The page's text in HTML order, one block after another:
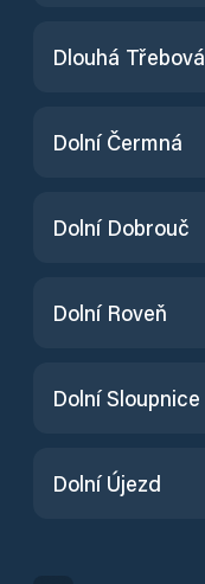
Dlouhá Třebová
Dolní Čermná
Dolní Dobrouč
Dolní Roveň
Dolní Sloupnice
Dolní Újezd